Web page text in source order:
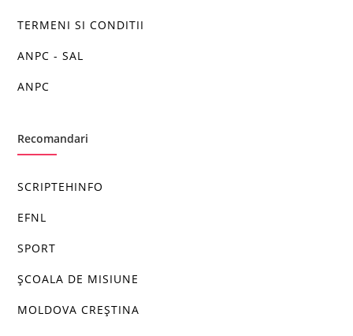
TERMENI SI CONDITII
ANPC - SAL
ANPC
Recomandari
SCRIPTEHINFO
EFNL
SPORT
ȘCOALA DE MISIUNE
MOLDOVA CREȘTINA